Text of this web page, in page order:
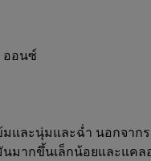
ออนซ์
มและนุ่มและฉ่ำ นอกจา
มากขึ้นเล็กน้อยและแคล